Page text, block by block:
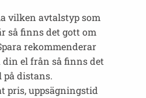
vilken avtalstyp som
så finns det gott om
rekommenderar
el från så finns det
distans.
pris, uppsägningstid